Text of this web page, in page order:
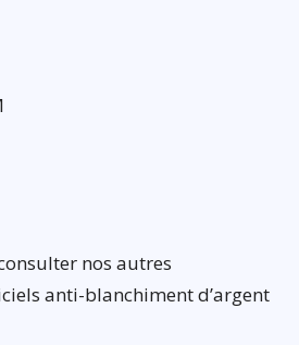
nos autres
anti-blanchiment d’argent